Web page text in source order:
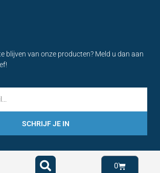
blijven van onze producten? Meld u dan aan
SCHRIJF JE IN
0